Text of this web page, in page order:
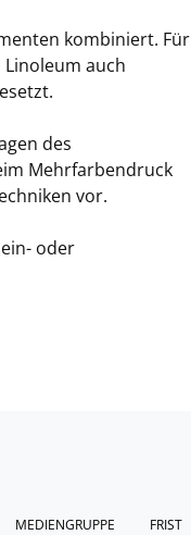
kombiniert. Für
auch
des
Mehrfarbendruck
vor.
oder
MEDIENGRUPPE FRIST